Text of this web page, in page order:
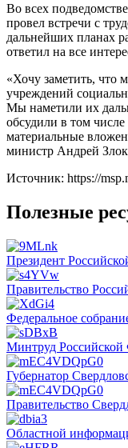
Во всех
провел встречи с
дальнейших планах
ответил на все
«Хочу заметить, что
учреждений
Мы наметили их
обсудили в том
материальные
министр Андрей
Источник: https://
Полезные
Президент
Правительство
Федеральное
Минтруд Российской
Губернатор
Правительство
Областной